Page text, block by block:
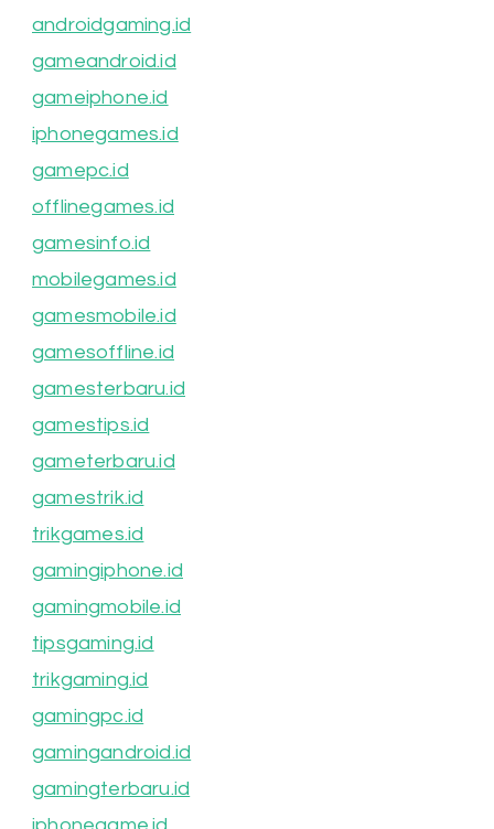
androidgaming.id
gameandroid.id
gameiphone.id
iphonegames.id
gamepc.id
offlinegames.id
gamesinfo.id
mobilegames.id
gamesmobile.id
gamesoffline.id
gamesterbaru.id
gamestips.id
gameterbaru.id
gamestrik.id
trikgames.id
gamingiphone.id
gamingmobile.id
tipsgaming.id
trikgaming.id
gamingpc.id
gamingandroid.id
gamingterbaru.id